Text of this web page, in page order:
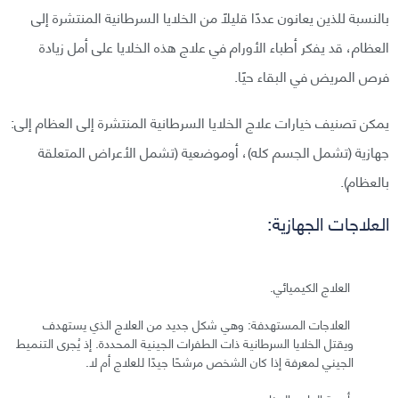
بالنسبة للذين يعانون عددًا قليلًا من الخلايا السرطانية المنتشرة إلى
العظام، قد يفكر أطباء الأورام في علاج هذه الخلايا على أمل زيادة
فرص المريض في البقاء حيًا.
يمكن تصنيف خيارات علاج الخلايا السرطانية المنتشرة إلى العظام إلى:
جهازية (تشمل الجسم كله)، أوموضعية (تشمل الأعراض المتعلقة
بالعظام).
العلاجات الجهازية:
العلاج الكيميائي.
العلاجات المستهدفة: وهي شكل جديد من العلاج الذي يستهدف
ويقتل الخلايا السرطانية ذات الطفرات الجينية المحددة. إذ يُجرى التنميط
الجيني لمعرفة إذا كان الشخص مرشحًا جيدًا للعلاج أم لا.